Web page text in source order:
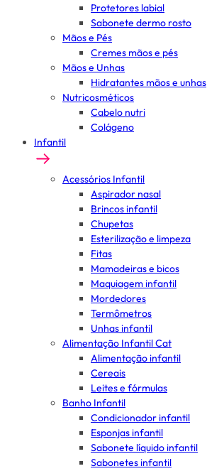
Protetores labial
Sabonete dermo rosto
Mãos e Pés
Cremes mãos e pés
Mãos e Unhas
Hidratantes mãos e unhas
Nutricosméticos
Cabelo nutri
Colágeno
Infantil
Acessórios Infantil
Aspirador nasal
Brincos infantil
Chupetas
Esterilização e limpeza
Fitas
Mamadeiras e bicos
Maquiagem infantil
Mordedores
Termômetros
Unhas infantil
Alimentação Infantil Cat
Alimentação infantil
Cereais
Leites e fórmulas
Banho Infantil
Condicionador infantil
Esponjas infantil
Sabonete líquido infantil
Sabonetes infantil